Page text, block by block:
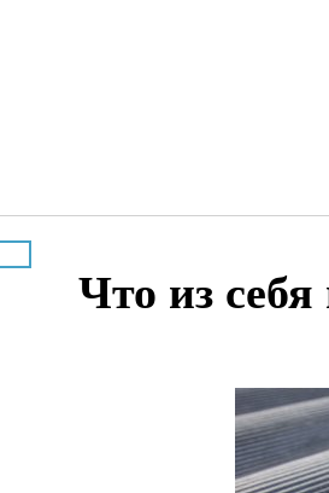
Что из